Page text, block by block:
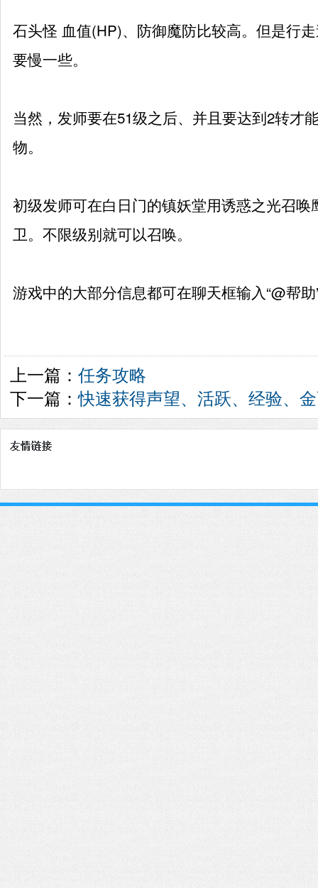
石头怪 血值(HP)、防御魔防比较高。但是行
要慢一些。
当然， 发师要在51级之后、并且要达到2转才
物。
初级发师可在白日门的镇妖堂用诱惑之光召
卫。不限级别就可以召唤。
游戏中的大部分信息都可在聊天框输入“@帮
上一篇： 任务攻略
下一篇：快速获得声望、活跃、经验、